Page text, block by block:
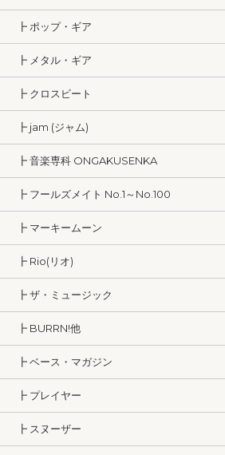
┣ ポップ・ギア
┣ メタル・ギア
┣ クロスビート
┣ jam (ジャム)
┣ 音楽専科 ONGAKUSENKA
┣ フールズメイト No.1～No.100
┣ マーキームーン
┣ Rio(リオ)
┣ ザ・ミュージック
┣ BURRN!他
┣ ベース・マガジン
┣ プレイヤー
┣ スヌーザー